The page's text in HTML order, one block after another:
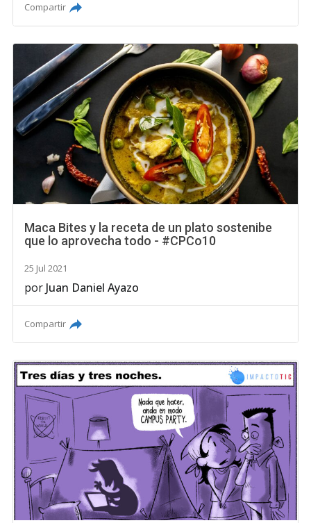
Compartir
Maca Bites y la receta de un plato sostenibe
que lo aprovecha todo - #CPCo10
25 Jul 2021
por Juan Daniel Ayazo
Compartir